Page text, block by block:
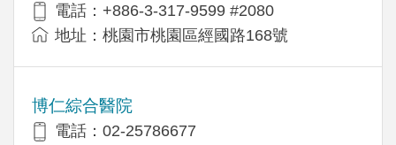
電話：+886-3-317-9599 #2080
地址：桃園市桃園區經國路168號
博仁綜合醫院
電話：02-25786677